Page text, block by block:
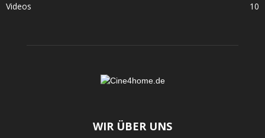
Videos
10
WIR ÜBER UNS